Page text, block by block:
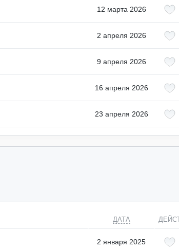
12 марта 2026
2 апреля 2026
9 апреля 2026
16 апреля 2026
23 апреля 2026
ДАТА
2 января 2025